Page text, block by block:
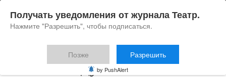
В 2021 году РАМТ
Получать уведомления от журнала Театр.
Нажмите "Разрешить", чтобы подписаться.
Позже Разрешить
by PushAlert